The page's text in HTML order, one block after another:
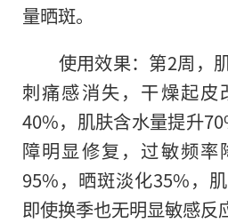
量晒斑。
使用效果：第2周，
刺痛感消失，干燥起皮
40%，肌肤含水量提升
障明显修复，过敏频率
95%，晒斑淡化35%，
即使换季也无明显敏感反